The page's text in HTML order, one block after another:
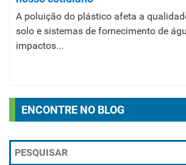
A poluição do plástico afeta a
solo e sistemas de fornecimento de
impactos...
ENCONTRE NO BLOG